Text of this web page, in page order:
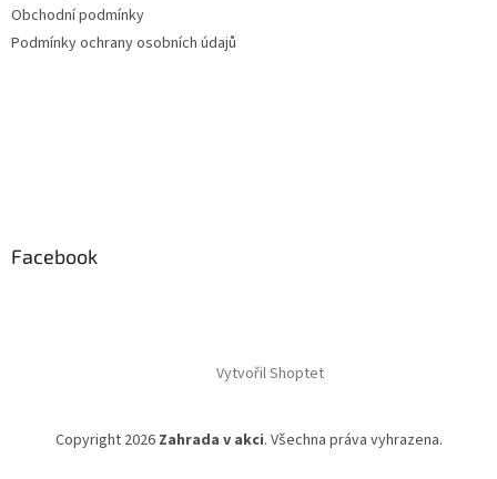
Obchodní podmínky
Podmínky ochrany osobních údajů
Facebook
Vytvořil Shoptet
Copyright 2026 Zahrada v akci. Všechna práva vyhrazena.